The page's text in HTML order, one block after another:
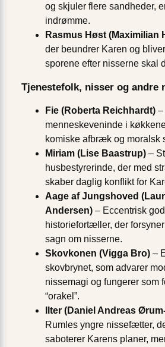
og skjuler flere sandheder,
indrømme.
Rasmus Høst (Maximilian
der beundrer Karen og
sporene efter nisserne skal
Tjenestefolk, nisser og andre
Fie (Roberta Reichhardt) –
menneskeveninde i
komiske afbræk og moralsk
Miriam (Lise Baastrup) –
husbestyrerinde, der med
skaber daglig konflikt for
Aage af Jungshoved
Andersen) – Eccentrisk
historiefortæller, der
sagn om nisserne.
Skovkonen (Vigga Bro) –
skovbrynet, som advarer
nissemagi og fungerer som
“orakel”.
Ilter (Daniel Andreas
Rumles yngre nissefætter,
saboterer Karens planer,